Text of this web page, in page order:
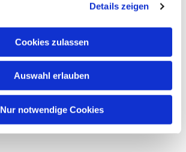
Details zeigen
Cookies zulassen
Auswahl erlauben
Nur notwendige Cookies